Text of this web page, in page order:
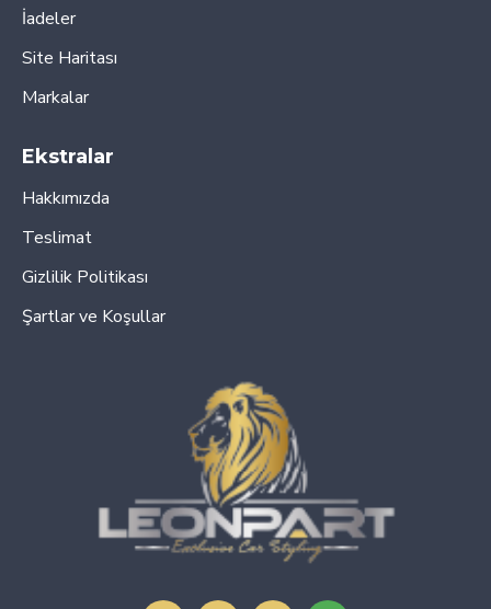
İadeler
Site Haritası
Markalar
Ekstralar
Hakkımızda
Teslimat
Gizlilik Politikası
Şartlar ve Koşullar